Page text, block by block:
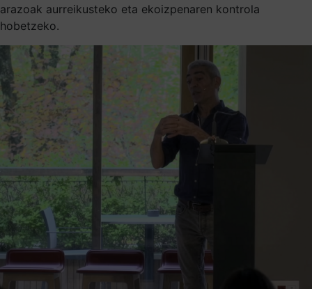
arazoak aurreikusteko eta ekoizpenaren kontrola
hobetzeko.